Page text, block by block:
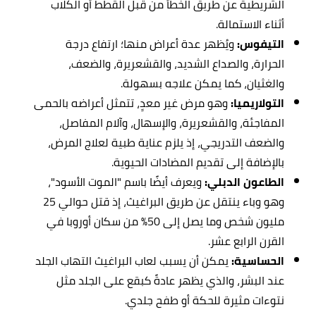
الشريطية عن طريق الخطأ من قبل القطط أو الكلاب
أثناء الاستمالة.
التيفوس:ويُظهر عدة أعراض منها؛ ارتفاع درجة
الحرارة، والصداع الشديد، والقشعريرة، والضعف،
والغثيان، كما يمكن علاجه بسهولة.
التولاريميا:وهو مرض غير معدٍ، تتمثل أعراضه بالحمى
المفاجئة، والقشعريرة، والإسهال، وآلام المفاصل،
والضعف التدريجي، إذ يلزم عناية طبية لعلاج المرض،
بالإضافة إلى تقديم المضادات الحيوية.
الطاعون الدبلي:ويعرف أيضًا باسم "الموت الأسود"،
وهو وباء ينتقل عن طريق البراغيث، إذ قتل حوالي 25
مليون شخص وما يصل إلى 50% من سكان أوروبا في
القرن الرابع عشر.
الحساسية:يمكن أن يسبب لعاب البراغيث التهاب الجلد
عند البشر، والذي يظهر عادةً كبقع على الجلد مثل
نتوءات مثيرة للحكة أو طفح جلدي.